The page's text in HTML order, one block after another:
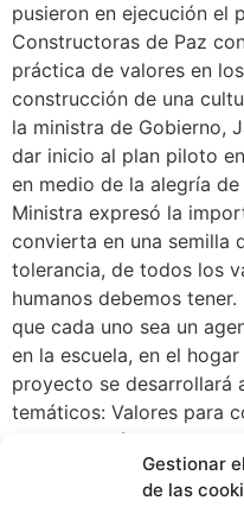
Gestionar
de las
pusieron en ejecución el
Constructoras de Paz
práctica de valores en
construcción de una
la ministra de Gobierno,
dar inicio al plan piloto
en medio de la alegría
Ministra expresó la
convierta en una semilla
tolerancia, de todos los
humanos debemos
que cada uno sea un
en la escuela, en el
proyecto se desarrollará
temáticos: Valores para
convivir y Técnicas para
conflictos escolares. El
cargo del personal